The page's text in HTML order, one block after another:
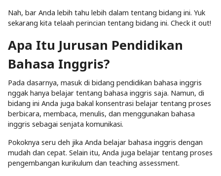
Nah, bar Anda lebih tahu lebih dalam tentang bidang ini. Yuk
sekarang kita telaah perincian tentang bidang ini. Check it out!
Apa Itu Jurusan Pendidikan
Bahasa Inggris?
Pada dasarnya, masuk di bidang pendidikan bahasa inggris
nggak hanya belajar tentang bahasa inggris saja. Namun, di
bidang ini Anda juga bakal konsentrasi belajar tentang proses
berbicara, membaca, menulis, dan menggunakan bahasa
inggris sebagai senjata komunikasi.
Pokoknya seru deh jika Anda belajar bahasa inggris dengan
mudah dan cepat. Selain itu, Anda juga belajar tentang proses
pengembangan kurikulum dan teaching assessment.